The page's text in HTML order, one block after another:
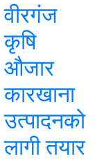
वीरगंज
कृषि
औजार
कारखाना
उत्पादनको
लागी तयार